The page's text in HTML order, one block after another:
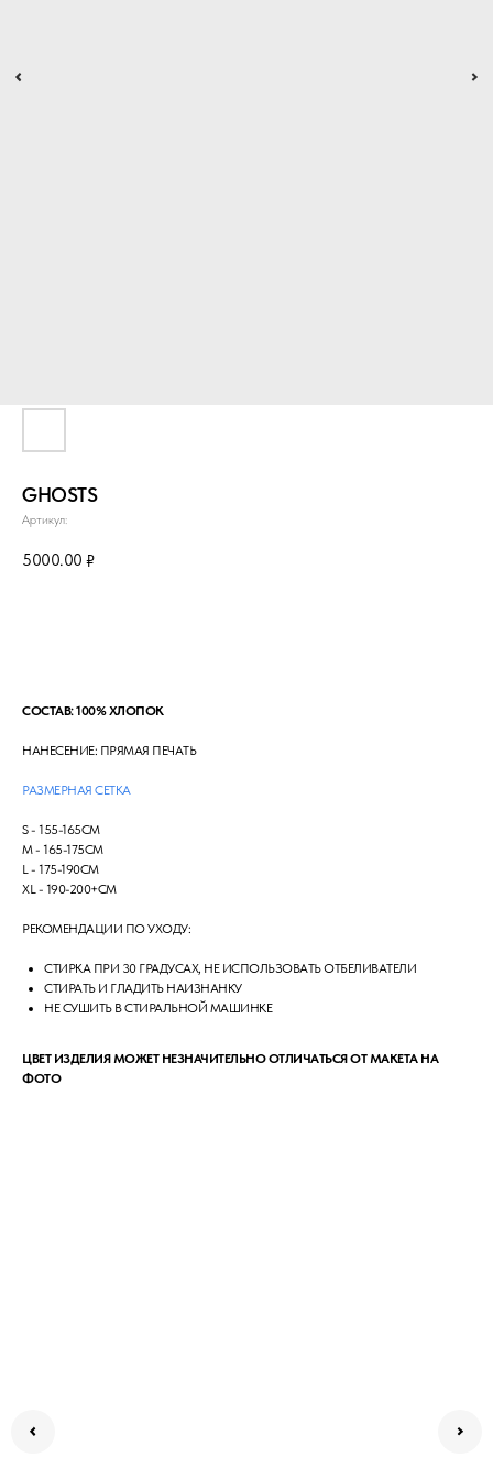
GHOSTS
Артикул:
5000.00 ₽
СОСТАВ: 100% ХЛОПОК
НАНЕСЕНИЕ: ПРЯМАЯ ПЕЧАТЬ
РАЗМЕРНАЯ СЕТКА
S - 155-165СМ
М - 165-175СМ
L - 175-190СМ
XL - 190-200+СМ
РЕКОМЕНДАЦИИ ПО УХОДУ:
СТИРКА ПРИ 30 ГРАДУСАХ, НЕ ИСПОЛЬЗОВАТЬ ОТБЕЛИВАТЕЛИ
СТИРАТЬ И ГЛАДИТЬ НАИЗНАНКУ
НЕ СУШИТЬ В СТИРАЛЬНОЙ МАШИНКЕ
ЦВЕТ ИЗДЕЛИЯ МОЖЕТ НЕЗНАЧИТЕЛЬНО ОТЛИЧАТЬСЯ ОТ МАКЕТА НА
ФОТО